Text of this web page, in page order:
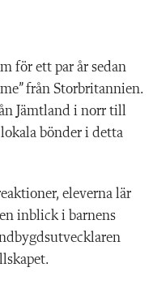
för ett par år sedan
från Storbritannien.
Jämtland i norr till
bönder i detta
eleverna lär
inblick i barnens